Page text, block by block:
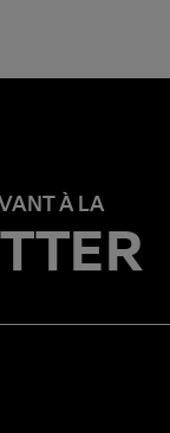
À LA